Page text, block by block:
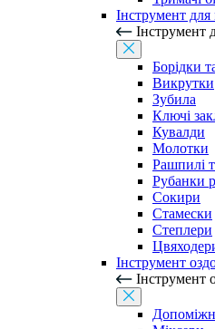
Інструмент
Інструмент
Борідки
Викрутки
Зубила
Ключі
Кувалди
Молотки
Рашпилі
Рубанки
Сокири
Стамески
Степлери
Інструмент
Інструмент